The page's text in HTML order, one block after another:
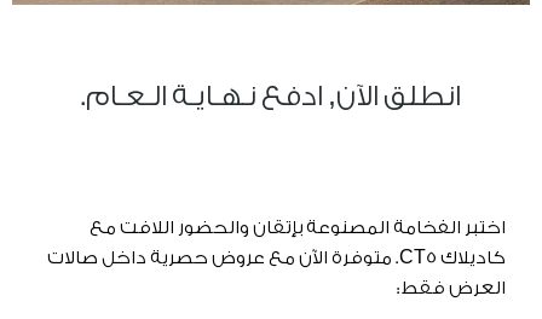
انطلق الآن, ادفع نـهـايـة الـعـام.
اختبر الفخامة المصنوعة بإتقان والحضور اللافت مع
كاديلاك CT5. متوفرة الآن مع عروض حصرية داخل صالات
العرض فقط: